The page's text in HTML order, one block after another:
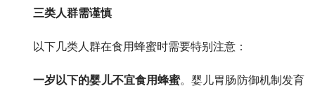
三类人群需谨慎
以下几类人群在食用蜂蜜时需要特别注意：
一岁以下的婴儿不宜食用蜂蜜。婴儿胃肠防御机制发育